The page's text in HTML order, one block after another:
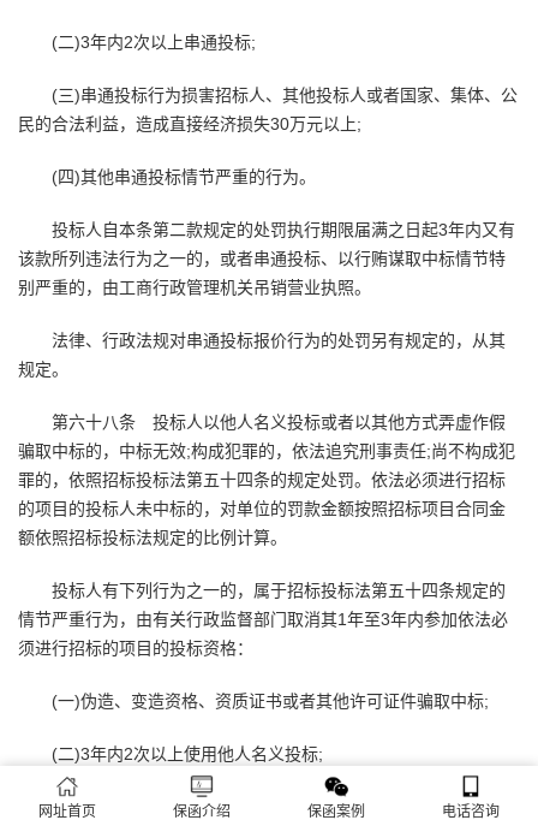
(二)3年内2次以上串通投标;
(三)串通投标行为损害招标人、其他投标人或者国家、集体、公
民的合法利益，造成直接经济损失30万元以上;
(四)其他串通投标情节严重的行为。
投标人自本条第二款规定的处罚执行期限届满之日起3年内又有
该款所列违法行为之一的，或者串通投标、以行贿谋取中标情节特
别严重的，由工商行政管理机关吊销营业执照。
法律、行政法规对串通投标报价行为的处罚另有规定的，从其
规定。
第六十八条 投标人以他人名义投标或者以其他方式弄虚作假
骗取中标的，中标无效;构成犯罪的，依法追究刑事责任;尚不构成犯
罪的，依照招标投标法第五十四条的规定处罚。依法必须进行招标
的项目的投标人未中标的，对单位的罚款金额按照招标项目合同金
额依照招标投标法规定的比例计算。
投标人有下列行为之一的，属于招标投标法第五十四条规定的
情节严重行为，由有关行政监督部门取消其1年至3年内参加依法必
须进行招标的项目的投标资格：
(一)伪造、变造资格、资质证书或者其他许可证件骗取中标;
(二)3年内2次以上使用他人名义投标;
(三)弄虚作假骗取中标给招标人造成直接经济损失30万元以上;
网址首页 保函介绍 保函案例 电话咨询